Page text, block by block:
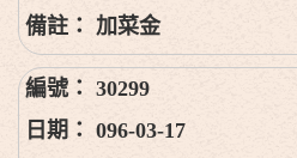
加菜金
30299
096-03-17